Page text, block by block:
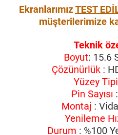
EkranlarımızTEST
müşterilerimize
Teknik
Boyut: 15.6
Çözünürlük:
Yüzey Tipi
Pin Sayısı
Montaj :
Yenileme
Durum : %100